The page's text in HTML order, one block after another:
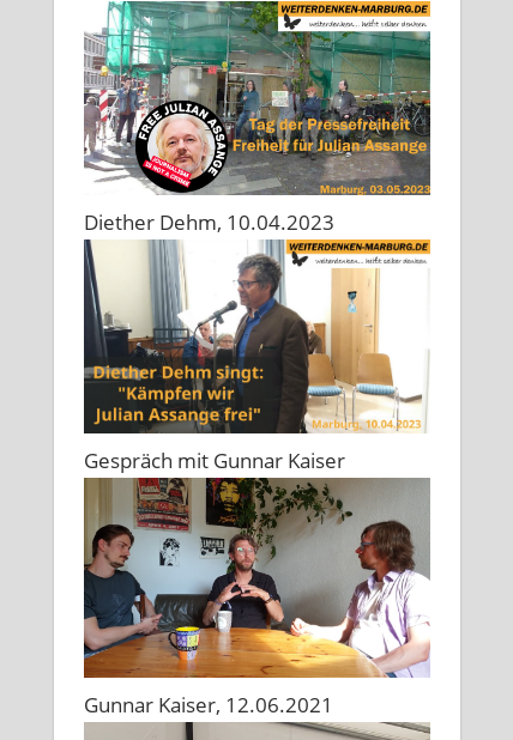
Diether Dehm, 10.04.2023
Gespräch mit Gunnar Kaiser
Gunnar Kaiser, 12.06.2021